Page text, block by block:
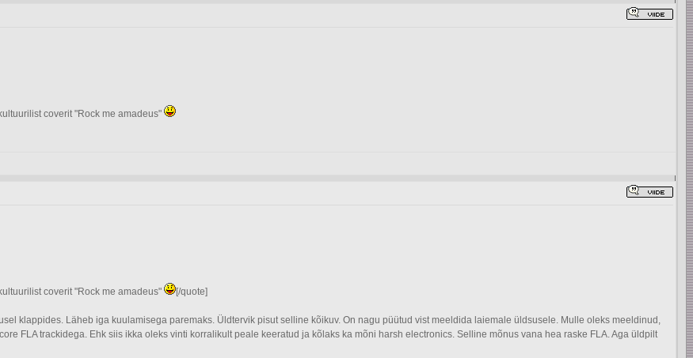
coverit "Rock me amadeus"
coverit "Rock me amadeus" [/quote]
klappides. Läheb iga kuulamisega paremaks. Üldtervik pisut selline kõikuv. On nagu püütud vist meeldida laiemale üldsusele. Mulle oleks meeldinud,
FLA trackidega. Ehk siis ikka oleks vinti korralikult peale keeratud ja kõlaks ka mõni harsh electronics. Selline mõnus vana hea raske FLA. Aga üldpilt